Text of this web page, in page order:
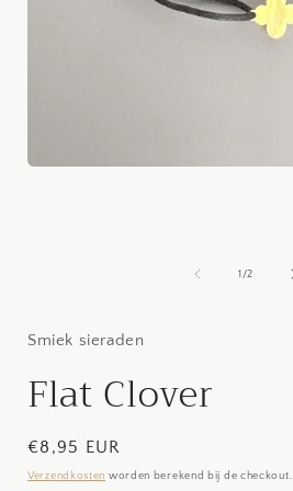
1 /van
2
Smiek sieraden
Flat Clover
Normale
prijs
€8,95 EUR
Verzendkosten worden berekend bij de checkout.